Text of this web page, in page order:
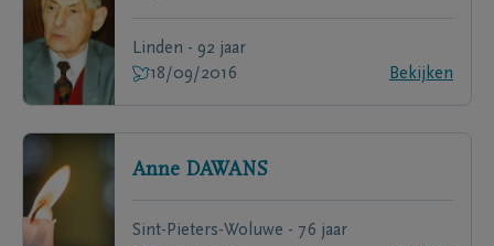
Linden - 92 jaar
18/09/2016
Bekijken
Anne DAWANS
Sint-Pieters-Woluwe - 76 jaar